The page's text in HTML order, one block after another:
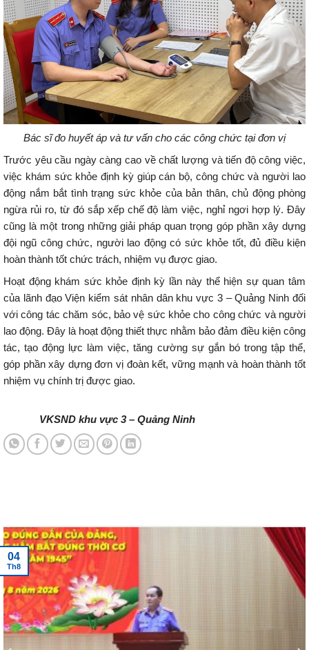
Bác sĩ đo huyết áp và tư vấn cho các công chức tại đơn vị
Trước yêu cầu ngày càng cao về chất lượng và tiến độ công việc,
việc khám sức khỏe định kỳ giúp cán bộ, công chức và người lao
động nắm bắt tình trạng sức khỏe của bản thân, chủ động phòng
ngừa rủi ro, từ đó sắp xếp chế độ làm việc, nghỉ ngơi hợp lý. Đây
cũng là một trong những giải pháp quan trọng góp phần xây dựng
đội ngũ công chức, người lao động có sức khỏe tốt, đủ điều kiện
hoàn thành tốt chức trách, nhiệm vụ được giao.
Hoạt động khám sức khỏe định kỳ lần này thể hiện sự quan tâm
của lãnh đạo Viện kiểm sát nhân dân khu vực 3 – Quảng Ninh đối
với công tác chăm sóc, bảo vệ sức khỏe cho công chức và người
lao động. Đây là hoạt động thiết thực nhằm bảo đảm điều kiện công
tác, tạo động lực làm việc, tăng cường sự gắn bó trong tập thể,
góp phần xây dựng đơn vị đoàn kết, vững mạnh và hoàn thành tốt
nhiệm vụ chính trị được giao.
VKSND khu vực 3 – Quảng Ninh
04
Th8